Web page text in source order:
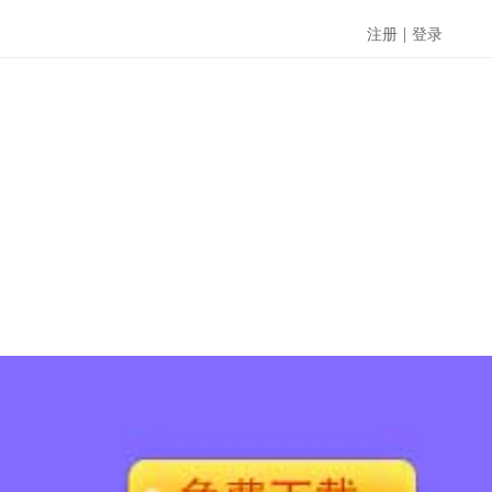
注册 | 登录